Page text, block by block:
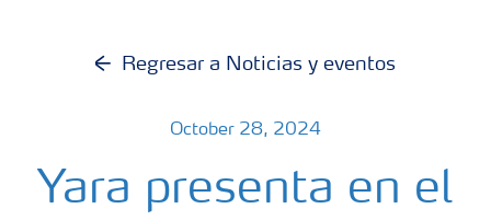
Regresar a Noticias y eventos
October 28, 2024
Yara presenta en el